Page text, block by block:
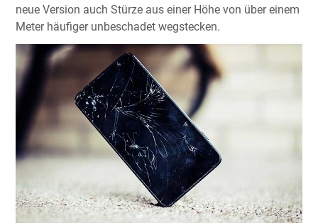
neue Version auch Stürze aus einer Höhe von über einem
Meter häufiger unbeschadet wegstecken.